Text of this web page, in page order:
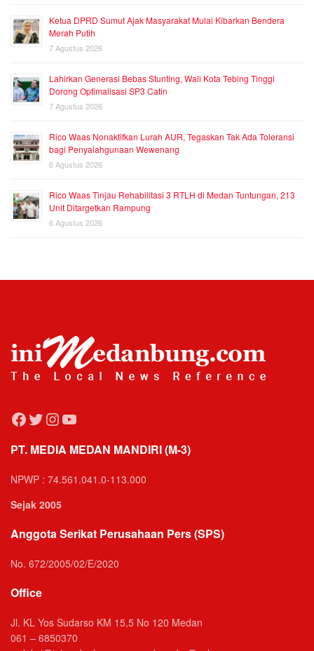
Ketua DPRD Sumut Ajak Masyarakat Mulai Kibarkan Bendera
Merah Putih
7 Agustus 2026
Lahirkan Generasi Bebas Stunting, Wali Kota Tebing Tinggi
Dorong Optimalisasi SP3 Catin
7 Agustus 2026
Rico Waas Nonaktifkan Lurah AUR, Tegaskan Tak Ada Toleransi
bagi Penyalahgunaan Wewenang
6 Agustus 2026
Rico Waas Tinjau Rehabilitasi 3 RTLH di Medan Tuntungan, 213
Unit Ditargetkan Rampung
6 Agustus 2026
Facebook
Twitter
Instagram
YouTube
PT. MEDIA MEDAN MANDIRI (M-3)
NPWP : 74.561.041.0-113.000
Sejak 2005
Anggota Serikat Perusahaan Pers (SPS)
No. 672/2005/02/E/2020
Office
Jl. KL Yos Sudarso KM 15,5 No 120 Medan
061 – 6850370